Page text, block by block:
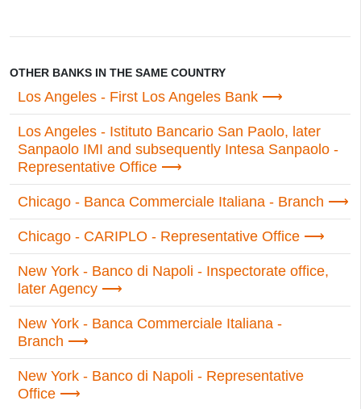
OTHER BANKS IN THE SAME COUNTRY
Los Angeles - First Los Angeles Bank
Los Angeles - Istituto Bancario San Paolo, later
Sanpaolo IMI and subsequently Intesa Sanpaolo -
Representative Office
Chicago - Banca Commerciale Italiana - Branch
Chicago - CARIPLO - Representative Office
New York - Banco di Napoli - Inspectorate office,
later Agency
New York - Banca Commerciale Italiana -
Branch
New York - Banco di Napoli - Representative
Office